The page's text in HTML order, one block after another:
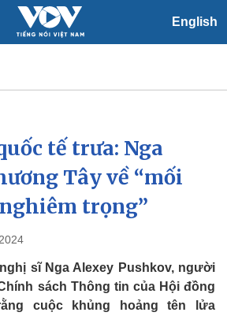
English
Xã hội
Tin 24h
Dự báo thời tiết
Giáo dục
Dấu ấn VOV
tế trưa: Nga
Tây về “mối
trọng”
sĩ Nga Alexey Pushkov, người
sách Thông tin của Hội đồng
cuộc khủng hoảng tên lửa